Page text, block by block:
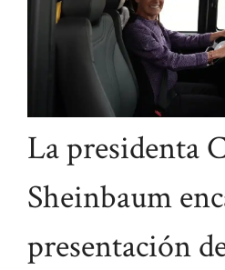
La presidenta
Sheinbaum
presentación